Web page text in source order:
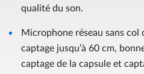
qualité du son.
Microphone réseau sans col
captage jusqu’à 60 cm,
captage de la capsule et